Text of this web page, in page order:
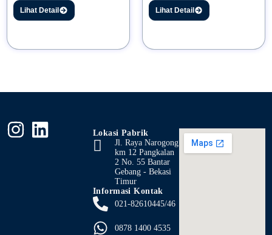
Lihat Detail Lihat Detail
Lokasi Pabrik
Jl. Raya Narogong
km 12 Pangkalan
2 No. 55 Bantar
Gebang - Bekasi
Timur
Informasi Kontak
021-82610445/46
0878 1400 4535